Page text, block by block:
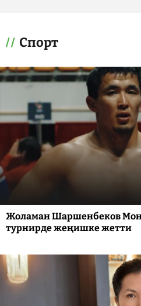
Спорт
Жоламан Шаршенбеков
турнирде жеңишке жетти